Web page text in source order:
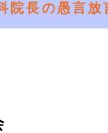
院長の愚言放